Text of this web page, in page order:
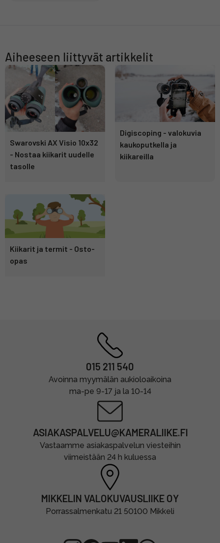
Aiheeseen liittyvät artikkelit
Swarovski AX Visio 10x32
- Nostaa kiikarit uudelle
tasolle
Digiscoping - valokuvia
kaukoputkella ja
kiikareilla
Kiikarit ja termit - Osto-
opas
015 211 540
Avoinna myymälän aukioloaikoina
ma-pe 9-17 ja la 10-14
ASIAKASPALVELU@KAMERALIIKE.FI
Vastaamme asiakaspalvelun viesteihin
viimeistään 24 h kuluessa
MIKKELIN VALOKUVAUSLIIKE OY
Porrassalmenkatu 21 50100 Mikkeli